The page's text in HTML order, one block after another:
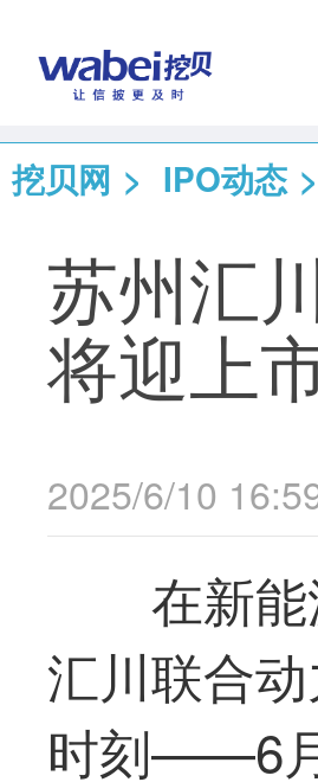
挖贝网 > IPO动态 >
苏州汇
将迎上
2025/6/10
在新
汇川联合动
时刻——6